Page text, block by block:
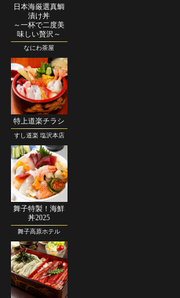
日本海厳選真鯛
漬け丼
～一杯で二度美
味しい贅沢～
なにわ茶屋
特上道楽チラシ
すし道楽 塩沢本店
舞子特製！海鮮
丼2025
舞子高原ホテル